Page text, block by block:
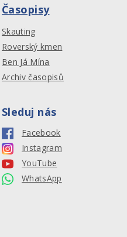
Časopisy
Skauting
Roverský kmen
Ben Já Mína
Archiv časopisů
Sleduj nás
Facebook
Instagram
YouTube
WhatsApp